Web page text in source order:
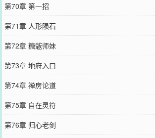
第70章 第一招
第71章 人形陨石
第72章 糖魃师妹
第73章 地府入口
第74章 禅房论道
第75章 自在灵符
第76章 归心老剑